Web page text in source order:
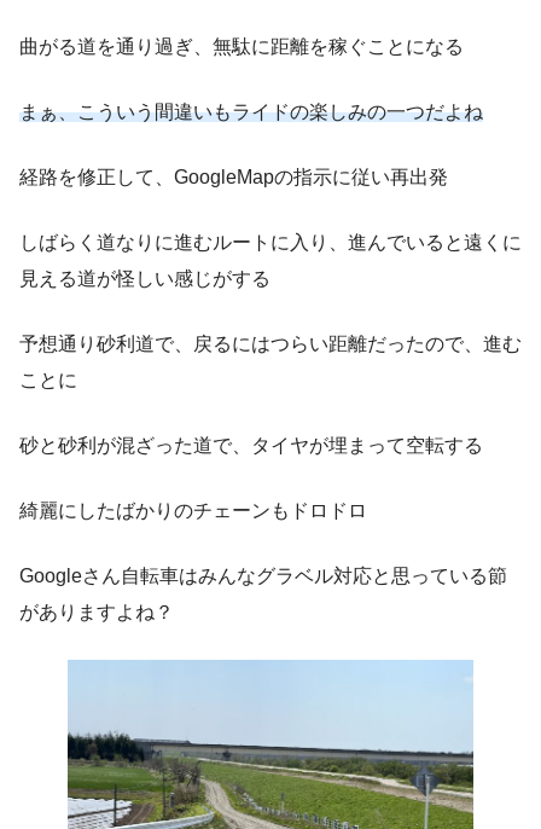
曲がる道を通り過ぎ、無駄に距離を稼ぐことになる
まぁ、こういう間違いもライドの楽しみの一つだよね
経路を修正して、GoogleMapの指示に従い再出発
しばらく道なりに進むルートに入り、進んでいると遠くに
見える道が怪しい感じがする
予想通り砂利道で、戻るにはつらい距離だったので、進む
ことに
砂と砂利が混ざった道で、タイヤが埋まって空転する
綺麗にしたばかりのチェーンもドロドロ
Googleさん自転車はみんなグラベル対応と思っている節
がありますよね？